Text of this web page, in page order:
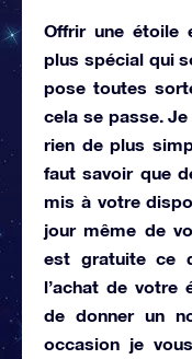
Offrir une étoile
plus spécial qui
pose toutes
cela se passe.
rien de plus
faut savoir que
mis à votre
jour même de
est gratuite ce
l’achat de votre
de donner un
occasion je